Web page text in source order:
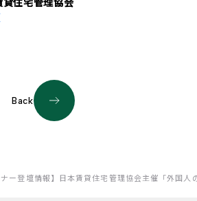
Back
ナー登壇情報】日本賃貸住宅管理協会主催「外国